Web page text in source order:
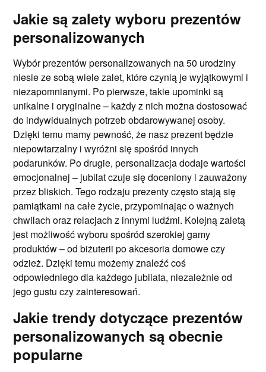
Jakie są zalety wyboru prezentów
personalizowanych
Wybór prezentów personalizowanych na 50 urodziny
niesie ze sobą wiele zalet, które czynią je wyjątkowymi i
niezapomnianymi. Po pierwsze, takie upominki są
unikalne i oryginalne – każdy z nich można dostosować
do indywidualnych potrzeb obdarowywanej osoby.
Dzięki temu mamy pewność, że nasz prezent będzie
niepowtarzalny i wyróżni się spośród innych
podarunków. Po drugie, personalizacja dodaje wartości
emocjonalnej – jubilat czuje się doceniony i zauważony
przez bliskich. Tego rodzaju prezenty często stają się
pamiątkami na całe życie, przypominając o ważnych
chwilach oraz relacjach z innymi ludźmi. Kolejną zaletą
jest możliwość wyboru spośród szerokiej gamy
produktów – od biżuterii po akcesoria domowe czy
odzież. Dzięki temu możemy znaleźć coś
odpowiedniego dla każdego jubilata, niezależnie od
jego gustu czy zainteresowań.
Jakie trendy dotyczące prezentów
personalizowanych są obecnie
popularne